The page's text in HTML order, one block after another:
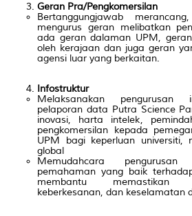
Geran Pra/Pengkomersilan
Bertanggungjawab
mengurus geran melibatkan
ada geran dalaman UPM,
oleh kerajaan dan juga geran
agensi luar yang berkaitan.
Infostruktur
Melaksanakan pengurusan
pelaporan data Putra Science
inovasi, harta intelek,
pengkomersilan kepada
UPM bagi keperluan universiti,
global
Memudahcara
pemahaman yang baik
membantu memastikan
keberkesanan, dan keselamatan